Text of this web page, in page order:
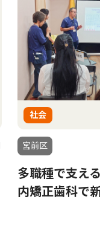
社会
宮前区
多職種で支え
内矯正歯科で